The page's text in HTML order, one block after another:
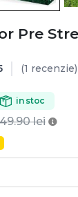
Pre
(1 recenzie)
in stoc
lei